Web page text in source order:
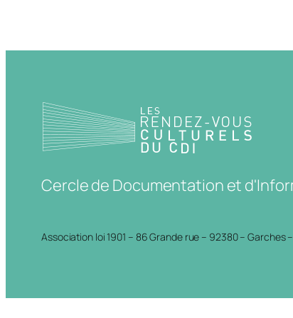
Cercle de Documentation et
Association loi 1901 – 86 Grande rue – 92380 – Garches